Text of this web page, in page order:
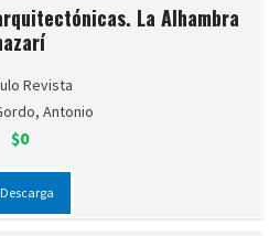
La Alhambra
Revista
Antonio
$0
Descarga